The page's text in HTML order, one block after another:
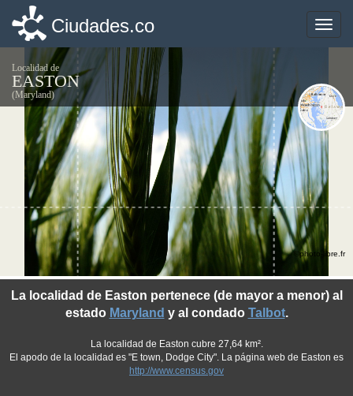
Toggle
Ciudades.co
Localidad de
EASTON
(Maryland)
La localidad de Easton pertenece (de mayor a menor) al
estado Maryland y al condado Talbot.
La localidad de Easton cubre 27,64 km².
El apodo de la localidad es "E town, Dodge City". La página web de Easton es
http://www.census.gov
©photo-libre.fr
Toggle
Ciudades.co